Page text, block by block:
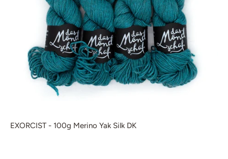
EXORCIST - 100g Merino Yak Silk DK